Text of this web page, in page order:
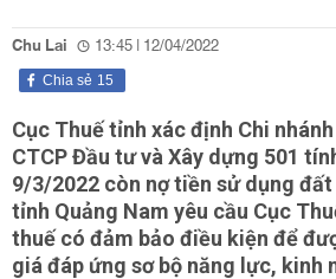
Chu Lai 13:45 | 12/04/2022
15
Chia sẻ
Cục Thuế tỉnh xác định Chi
CTCP Đầu tư và Xây dựng 501
9/3/2022 còn nợ tiền sử dụng đất
tỉnh Quảng Nam yêu cầu Cục
thuế có đảm bảo điều kiện để
giá đáp ứng sơ bộ năng lực, kinh